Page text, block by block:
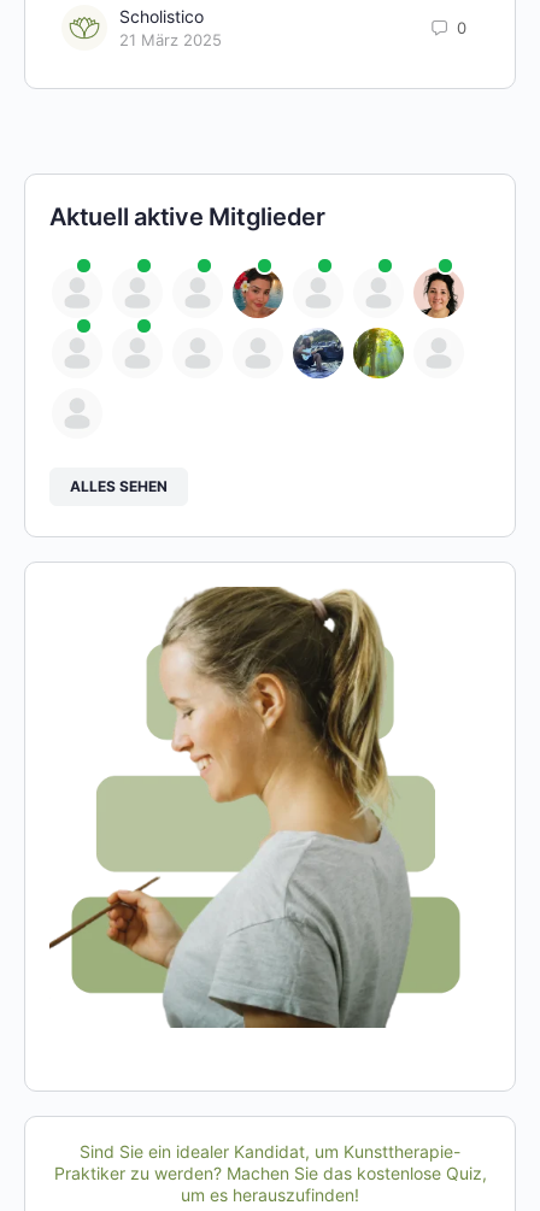
Scholistico
21 März 2025
0
Aktuell aktive Mitglieder
ALLES SEHEN
Sind Sie ein idealer Kandidat, um Kunsttherapie-
Praktiker zu werden? Machen Sie das kostenlose Quiz,
um es herauszufinden!